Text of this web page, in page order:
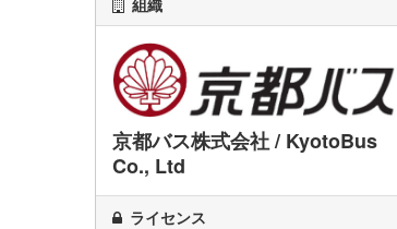
組織
京都バス株式会社 / KyotoBus
Co., Ltd
ライセンス